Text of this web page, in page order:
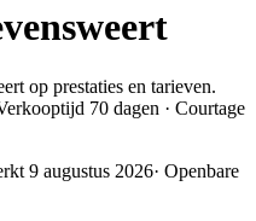
op prestaties en tarieven.
70 dagen · Courtage
9 augustus 2026· Openbare